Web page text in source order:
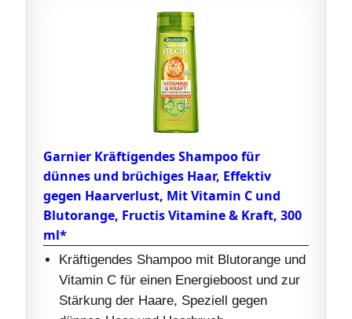
Garnier Kräftigendes Shampoo für
dünnes und brüchiges Haar, Effektiv
gegen Haarverlust, Mit Vitamin C und
Blutorange, Fructis Vitamine & Kraft, 300
ml*
Kräftigendes Shampoo mit Blutorange und
Vitamin C für einen Energieboost und zur
Stärkung der Haare, Speziell gegen